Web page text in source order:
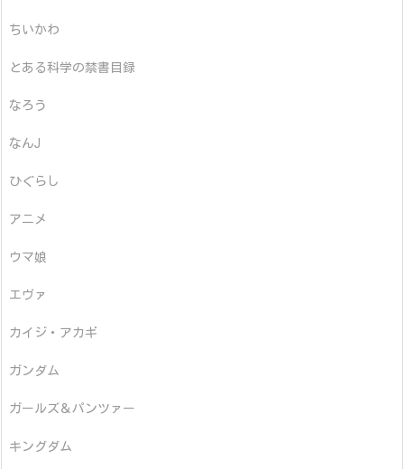
ちいかわ
とある科学の禁書目録
なろう
なんJ
ひぐらし
アニメ
ウマ娘
エヴァ
カイジ・アカギ
ガンダム
ガールズ＆パンツァー
キングダム